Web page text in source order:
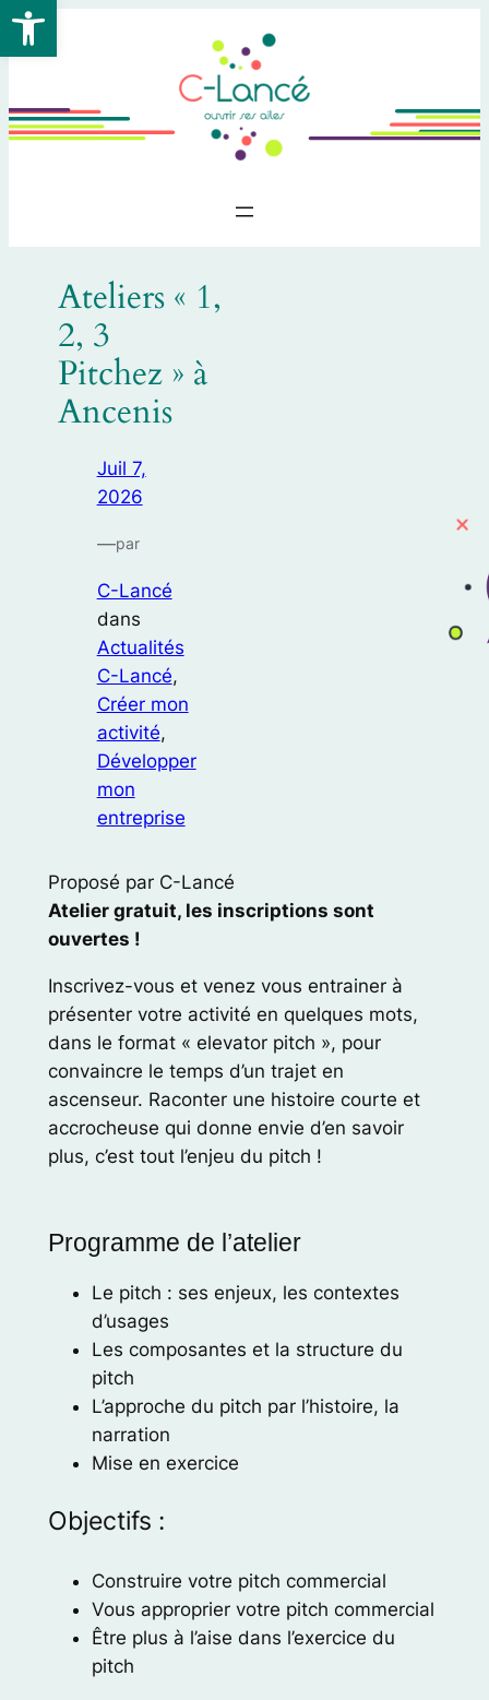
Ouvrir la barre d’outils
Aller
au
Ateliers « 1,
2, 3
Pitchez » à
Ancenis
Juil 7,
2026
—par
C-Lancé
dans
Actualités
C-Lancé
Créer mon
activité
Développer
mon
entreprise
Proposé par C-Lancé
Atelier gratuit, les inscriptions sont
ouvertes !
Inscrivez-vous et venez vous entrainer à
présenter votre activité en quelques mots,
dans le format « elevator pitch », pour
convaincre le temps d’un trajet en
ascenseur. Raconter une histoire courte et
accrocheuse qui donne envie d’en savoir
plus, c’est tout l’enjeu du pitch !
Programme de l’atelier
Le pitch : ses enjeux, les contextes
d’usages
Les composantes et la structure du
pitch
L’approche du pitch par l’histoire, la
narration
Mise en exercice
Objectifs :
Construire votre pitch commercial
Vous approprier votre pitch commercial
Être plus à l’aise dans l’exercice du
pitch